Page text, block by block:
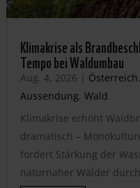
Klimakrise als
Tempo bei Waldumbau
Aug. 4, 2026 | Österreich,
Aussendung, Wald
Klimakrise erhöht
dramatisch –
fordert Stärkung der
naturnaher Wälder